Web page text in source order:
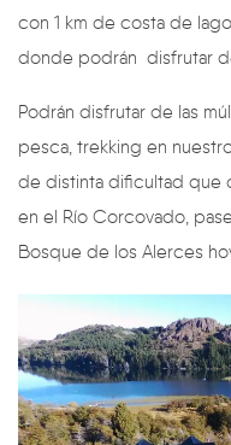
con 1 km de costa de
donde podrán disfrutar
Podrán disfrutar de las
pesca, trekking en
de distinta dificultad que
en el Río Corcovado,
Bosque de los Alerces